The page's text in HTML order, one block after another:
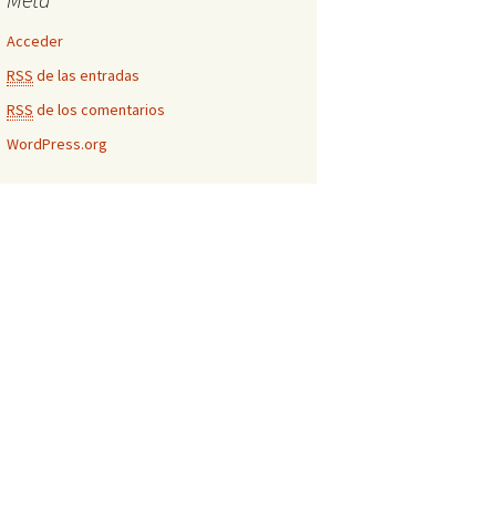
Acceder
RSS de las entradas
RSS de los comentarios
WordPress.org